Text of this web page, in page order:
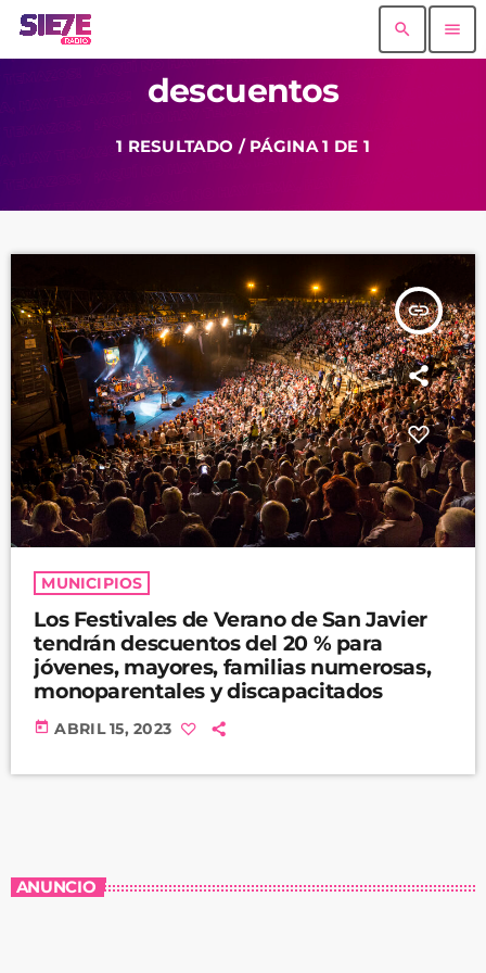
search menu
descuentos
1 RESULTADO / PÁGINA 1 DE 1
insert_link
MUNICIPIOS
Los Festivales de Verano de San Javier
tendrán descuentos del 20 % para
jóvenes, mayores, familias numerosas,
monoparentales y discapacitados
today ABRIL 15, 2023
ANUNCIO